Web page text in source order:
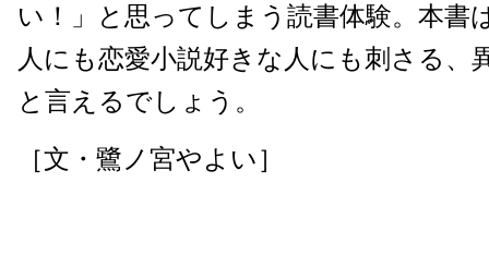
い！」と思ってしまう読書体験。本書
人にも恋愛小説好きな人にも刺さる、
と言えるでしょう。
［文・鷺ノ宮やよい］